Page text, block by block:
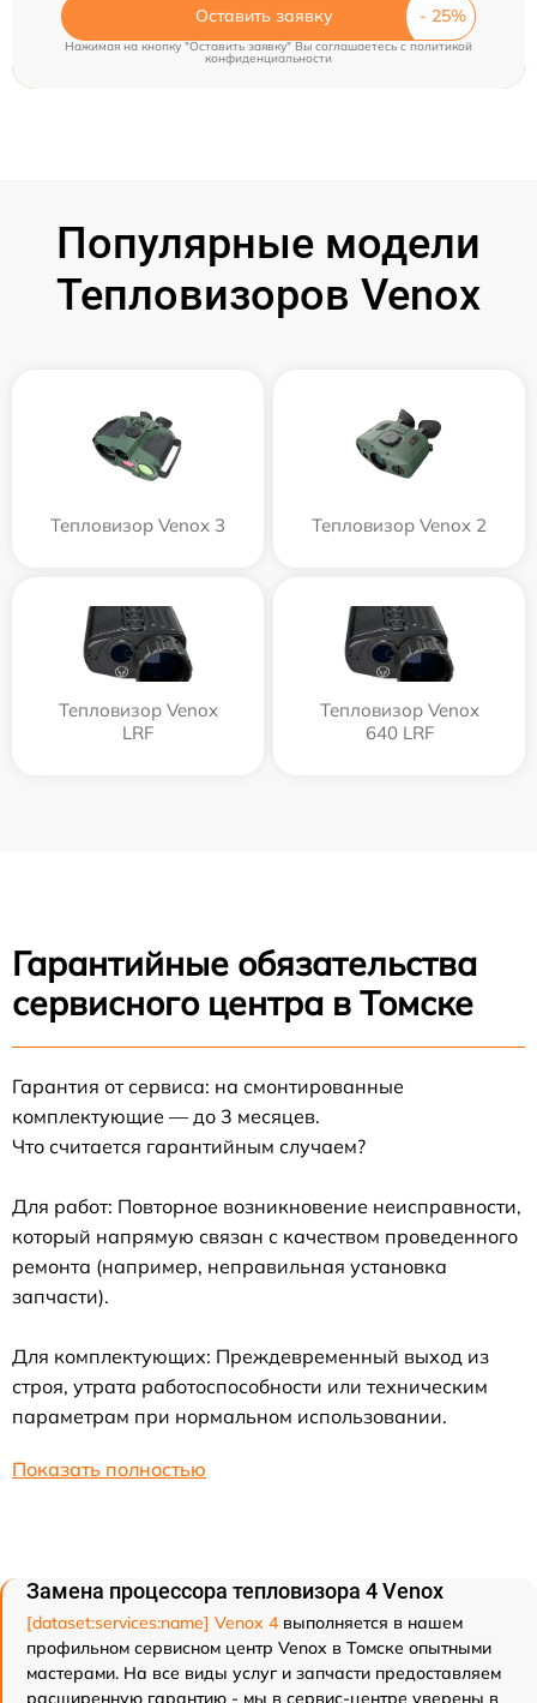
Оставить заявку
Нажимая на кнопку "Оставить заявку" Вы соглашаетесь cполитикой
конфиденциальности
Популярные модели
Тепловизоров Venox
Тепловизор Venox 3 Тепловизор Venox 2
Тепловизор Venox
LRF
Тепловизор Venox
640 LRF
Гарантийные обязательства
сервисного центра в Томске
Гарантия от сервиса: на смонтированные
комплектующие — до 3 месяцев.
Что считается гарантийным случаем?
Для работ: Повторное возникновение неисправности,
который напрямую связан с качеством проведенного
ремонта (например, неправильная установка
запчасти).
Для комплектующих: Преждевременный выход из
строя, утрата работоспособности или техническим
параметрам при нормальном использовании.
Показать полностью
Замена процессора тепловизора 4 Venox
[dataset:services:name] Venox 4 выполняется в нашем
профильном сервисном центр Venox в Томске опытными
мастерами. На все виды услуг и запчасти предоставляем
расширенную гарантию - мы в сервис-центре уверены в